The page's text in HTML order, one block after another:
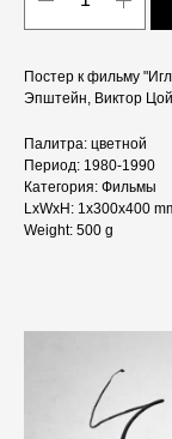
Постер к фильму
Эпштейн, Виктор
Палитра: цветной
Период: 1980-1990
Категория: Фильмы
LxWxH: 1x300x400
Weight: 500 g